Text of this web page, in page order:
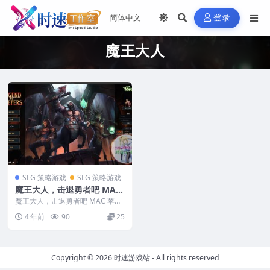
登录
魔王大人
SLG 策略游戏 SLG 策略游戏
魔王大人，击退勇者吧 MAC
苹果电脑游戏 繁体中文版 支
援10.15 11 12 13 适用于AP
PLE CPU
魔王大人，击退勇者吧 MAC 苹果
电脑游戏 繁体中文版 支援10.15 1
1 1...4 年前 90 25
Copyright © 2026时速游戏站- All rights reserved